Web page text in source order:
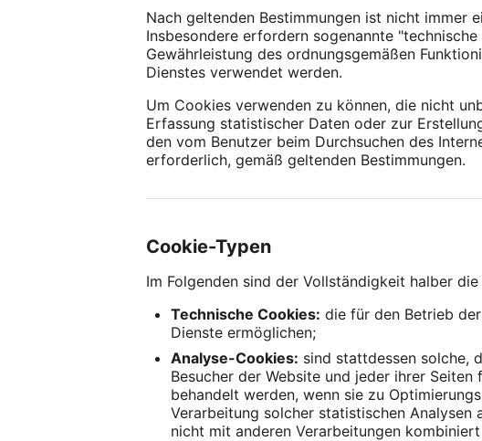
Nach geltenden Bestimmungen ist nicht immer
Insbesondere erfordern sogenannte
Gewährleistung des ordnungsgemäßen
Dienstes verwendet werden.
Um Cookies verwenden zu können, die nicht
Erfassung statistischer Daten oder zur
den vom Benutzer beim Durchsuchen des
erforderlich, gemäß geltenden Bestimmungen.
Cookie-Typen
Im Folgenden sind der Vollständigkeit halber
Technische Cookies: die für den Betrieb
Dienste ermöglichen;
Analyse-Cookies: sind stattdessen solche,
Besucher der Website und jeder ihrer
behandelt werden, wenn sie zu
Verarbeitung solcher statistischen
nicht mit anderen Verarbeitungen